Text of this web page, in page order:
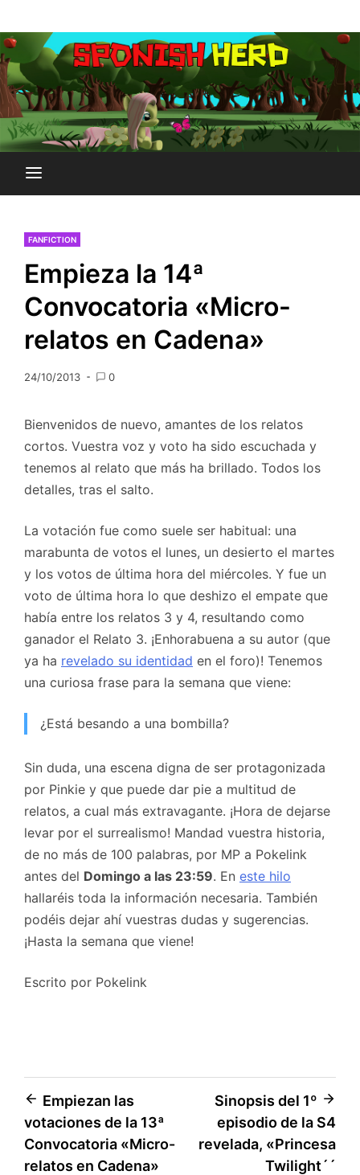
al
contenido
SPONISH HERD
FANFICTION
Empieza la 14ª
Convocatoria «Micro-
relatos en Cadena»
24/10/2013 0
Bienvenidos de nuevo, amantes de los relatos
cortos. Vuestra voz y voto ha sido escuchada y
tenemos al relato que más ha brillado. Todos los
detalles, tras el salto.
La votación fue como suele ser habitual: una
marabunta de votos el lunes, un desierto el martes
y los votos de última hora del miércoles. Y fue un
voto de última hora lo que deshizo el empate que
había entre los relatos 3 y 4, resultando como
ganador el Relato 3. ¡Enhorabuena a su autor (que
ya ha revelado su identidad en el foro)! Tenemos
una curiosa frase para la semana que viene:
¿Está besando a una bombilla?
Sin duda, una escena digna de ser protagonizada
por Pinkie y que puede dar pie a multitud de
relatos, a cual más extravagante. ¡Hora de dejarse
levar por el surrealismo! Mandad vuestra historia,
de no más de 100 palabras, por MP a Pokelink
antes del Domingo a las 23:59. En este hilo
hallaréis toda la información necesaria. También
podéis dejar ahí vuestras dudas y sugerencias.
¡Hasta la semana que viene!
Escrito por Pokelink
Navegación
de
entradas
Empiezan las
votaciones de la 13ª
Convocatoria «Micro-
relatos en Cadena»
Sinopsis del 1º
episodio de la S4
revelada, «Princesa
Twilight´´